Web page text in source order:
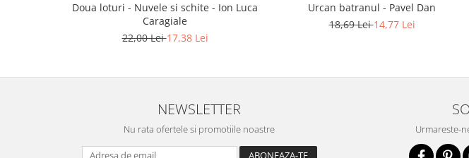
Doua loturi - Nuvele si schite - Ion Luca
Caragiale
22,00 Lei17,38 Lei
Urcan batranul - Pavel Dan
18,69 Lei14,77 Lei
NEWSLETTER
Nu rata ofertele si promotiile noastre Urmareste-